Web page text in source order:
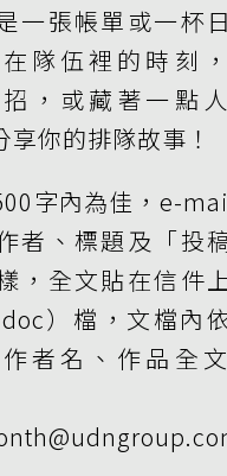
一張帳單或一杯
隊伍裡的時刻
，或藏著一點
享你的排隊故事！
字內為佳，e-
者、標題及「投
，全文貼在信件
）檔，文檔內
者名、作品全